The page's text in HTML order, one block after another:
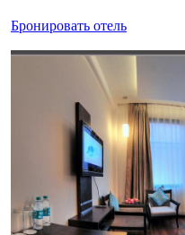
Бронировать отель